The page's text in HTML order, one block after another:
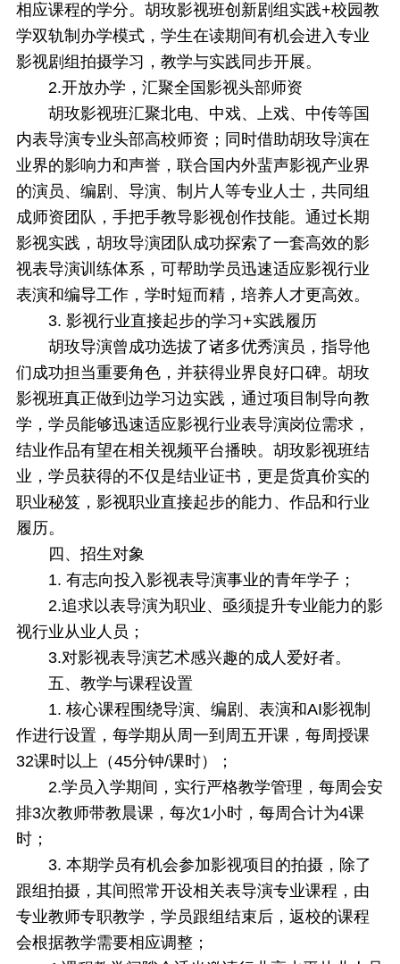
相应课程的学分。胡玫影视班创新剧组实践+校园教
学双轨制办学模式，学生在读期间有机会进入专业
影视剧组拍摄学习，教学与实践同步开展。
2.开放办学，汇聚全国影视头部师资
胡玫影视班汇聚北电、中戏、上戏、中传等国
内表导演专业头部高校师资；同时借助胡玫导演在
业界的影响力和声誉，联合国内外蜚声影视产业界
的演员、编剧、导演、制片人等专业人士，共同组
成师资团队，手把手教导影视创作技能。通过长期
影视实践，胡玫导演团队成功探索了一套高效的影
视表导演训练体系，可帮助学员迅速适应影视行业
表演和编导工作，学时短而精，培养人才更高效。
3. 影视行业直接起步的学习+实践履历
胡玫导演曾成功选拔了诸多优秀演员，指导他
们成功担当重要角色，并获得业界良好口碑。胡玫
影视班真正做到边学习边实践，通过项目制导向教
学，学员能够迅速适应影视行业表导演岗位需求，
结业作品有望在相关视频平台播映。胡玫影视班结
业，学员获得的不仅是结业证书，更是货真价实的
职业秘笈，影视职业直接起步的能力、作品和行业
履历。
四、 招生对象
1. 有志向投入影视表导演事业的青年学子；
2.追求以表导演为职业、亟须提升专业能力的影
视行业从业人员；
3.对影视表导演艺术感兴趣的成人爱好者。
五、 教学与课程设置
1. 核心课程围绕导演、编剧、表演和AI影视制
作进行设置，每学期从周一到周五开课，每周授课
32课时以上（45分钟/课时）；
2.学员入学期间，实行严格教学管理，每周会安
排3次教师带教晨课，每次1小时，每周合计为4课
时；
3. 本期学员有机会参加影视项目的拍摄，除了
跟组拍摄，其间照常开设相关表导演专业课程，由
专业教师专职教学，学员跟组结束后，返校的课程
会根据教学需要相应调整；